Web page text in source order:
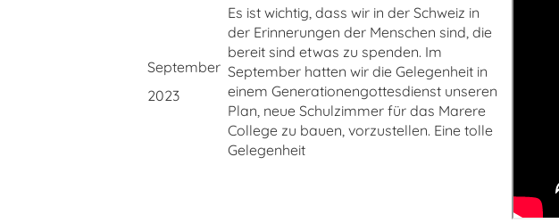
September
2023
Es ist wichtig, dass wir in der Schweiz in
der Erinnerungen der Menschen sind, die
bereit sind etwas zu spenden. Im
September hatten wir die Gelegenheit in
einem Generationengottesdienst unseren
Plan, neue Schulzimmer für das Marere
College zu bauen, vorzustellen. Eine tolle
Gelegenheit